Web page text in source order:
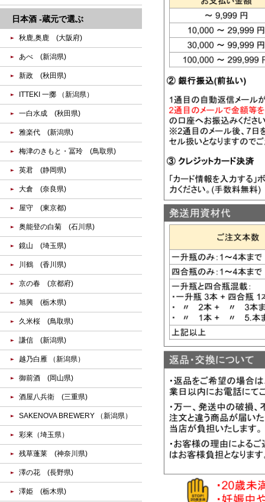
日本酒 -蔵元で選ぶ
秋鹿,奥鹿 (大阪府)
あべ (新潟県)
新政 (秋田県)
ITTEKI 一擲 （新潟県）
一白水成 (秋田県)
雅楽代 (新潟県)
梅津のきもと・冨玲 (鳥取県)
英君 (静岡県)
大倉 (奈良県)
屋守 (東京都)
奥能登の白菊 (石川県)
鏡山 (埼玉県)
川鶴 (香川県)
京の春 (京都府)
旭興 (栃木県)
久米桜 (鳥取県)
謙信 (新潟県)
越乃白雁 （新潟県）
御前酒 (岡山県)
酒屋八兵衛 (三重県)
SAKENOVA BREWERY （新潟県）
彩來（埼玉県）
残草蓬莱 (神奈川県)
澤の花 (長野県)
澤姫 (栃木県)